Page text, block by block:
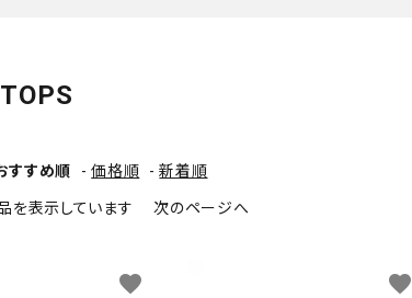
TOPS
すすめ順 -価格順 -新着順
表示しています 次のページへ
favorite favorite